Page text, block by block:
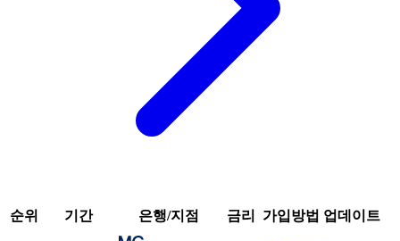
순위 기간 은행/지점 금리 가입방법 업데이트